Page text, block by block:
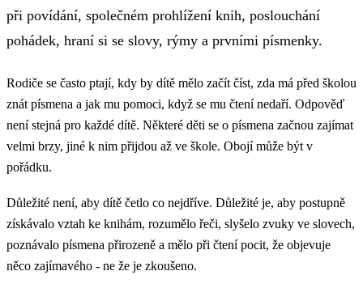
při povídání, společném prohlížení knih, poslouchání
pohádek, hraní si se slovy, rýmy a prvními písmenky.
Rodiče se často ptají, kdy by dítě mělo začít číst, zda má před školou
znát písmena a jak mu pomoci, když se mu čtení nedaří. Odpověď
není stejná pro každé dítě. Některé děti se o písmena začnou zajímat
velmi brzy, jiné k nim přijdou až ve škole. Obojí může být v
pořádku.
Důležité není, aby dítě četlo co nejdříve. Důležité je, aby postupně
získávalo vztah ke knihám, rozumělo řeči, slyšelo zvuky ve slovech,
poznávalo písmena přirozeně a mělo při čtení pocit, že objevuje
něco zajímavého - ne že je zkoušeno.